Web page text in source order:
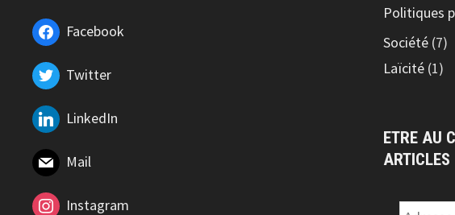
Facebook
Twitter
LinkedIn
Mail
Instagram
Politiques
Société(7)
Laïcité(1)
ETRE AU
ARTICLES